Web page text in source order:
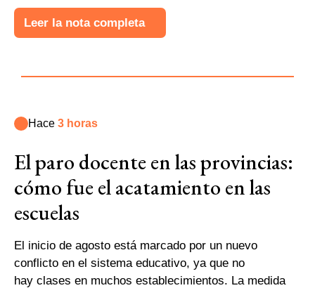
Leer la nota completa
Hace 3 horas
El paro docente en las provincias:
cómo fue el acatamiento en las
escuelas
El inicio de agosto está marcado por un nuevo
conflicto en el sistema educativo, ya que no
hay clases en muchos establecimientos. La medida